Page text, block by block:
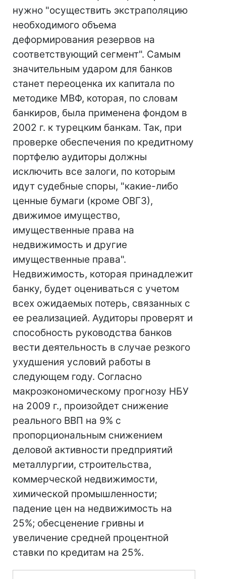
нужно "осуществить экстраполяцию
необходимого объема
деформирования резервов на
соответствующий сегмент". Самым
значительным ударом для банков
станет переоценка их капитала по
методике МВФ, которая, по словам
банкиров, была применена фондом в
2002 г. к турецким банкам. Так, при
проверке обеспечения по кредитному
портфелю аудиторы должны
исключить все залоги, по которым
идут судебные споры, "какие-либо
ценные бумаги (кроме ОВГЗ),
движимое имущество,
имущественные права на
недвижимость и другие
имущественные права".
Недвижимость, которая принадлежит
банку, будет оцениваться с учетом
всех ожидаемых потерь, связанных с
ее реализацией. Аудиторы проверят и
способность руководства банков
вести деятельность в случае резкого
ухудшения условий работы в
следующем году. Согласно
макроэкономическому прогнозу НБУ
на 2009 г., произойдет снижение
реального ВВП на 9% с
пропорциональным снижением
деловой активности предприятий
металлургии, строительства,
коммерческой недвижимости,
химической промышленности;
падение цен на недвижимость на
25%; обесценение гривны и
увеличение средней процентной
ставки по кредитам на 25%.